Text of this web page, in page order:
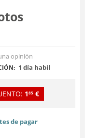
opinión
1 día habil
185 €
de pagar